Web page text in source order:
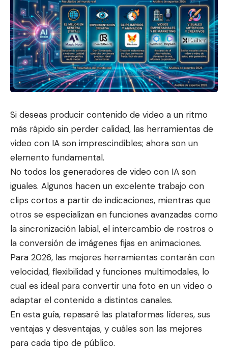
Si deseas producir contenido de video a un ritmo
más rápido sin perder calidad, las herramientas de
video con IA son imprescindibles; ahora son un
elemento fundamental.
No todos los generadores de video con IA son
iguales. Algunos hacen un excelente trabajo con
clips cortos a partir de indicaciones, mientras que
otros se especializan en funciones avanzadas como
la sincronización labial, el intercambio de rostros o
la conversión de imágenes fijas en animaciones.
Para 2026, las mejores herramientas contarán con
velocidad, flexibilidad y funciones multimodales, lo
cual es ideal para convertir una foto en un video o
adaptar el contenido a distintos canales.
En esta guía, repasaré las plataformas líderes, sus
ventajas y desventajas, y cuáles son las mejores
para cada tipo de público.